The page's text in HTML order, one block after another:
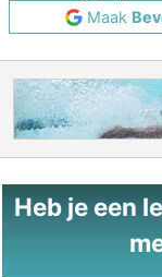
Maak
Heb je een